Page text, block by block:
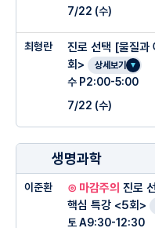
-중화적정과 염의 가수분해
-산화 환원 / 화학전지
-전기분해 / 우리주변의 산화 환원
-탄소 화합물의 반응
2주차 : 액체의 증기압력과 고체
3주차 : 용액의 농도와 환산
-수업 후 바로 적용 가능한 전략과 팁
▶ 관리 프로그램
-클리닉 교실 운영 (수요일 4시~6
- 해결이 어려운 화학 문제 및 수업
-매주 확인테스트 실시
-현강생 전용 홈페이지 www.정답
-학교 기출을 변형한 꼭 알아야 하는
-과졔: 수업교재 + 부교재
-수업이 어려워 진도 보충이 필요
○ 주차별 진도계획
1주차 : 화학식량과 몰, 원자수개념
-상위권 학생들을 위한 맞춤 수업
-개념(50%) + 문제풀이(50%)
○ 관리 프로그램
-2회 수업부터 매 수업전에 테스트
-과제 : 교재+부교재+워크북
7/22 (수)
○ 수업특징
-개념과 문제 적용 연습을 병행 알
화학에 자신감이 생길 수 있도록 진행
-화학 문제 푸는 능력이 번쩍 트이는
-개념정리 60% + 문제풀이 40%
있도록 문제 푸는 습관을 비중있게
최형란
진로 선택 [물질과
회>
상세보기
수 P2:00-5:00
7/22 (수)
○ 수업특징
-물질과 에너지 과목을 단기간 완성
-해마다 화2 수능만점자를 배출한
생명과학
이준환 ⊙ 마감주의 진로
핵심 특강 <5회>
토 A9:30-12:30